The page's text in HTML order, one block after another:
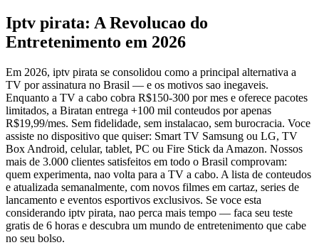
Iptv pirata: A Revolucao do
Entretenimento em 2026
Em 2026, iptv pirata se consolidou como a principal alternativa a
TV por assinatura no Brasil — e os motivos sao inegaveis.
Enquanto a TV a cabo cobra R$150-300 por mes e oferece pacotes
limitados, a Biratan entrega +100 mil conteudos por apenas
R$19,99/mes. Sem fidelidade, sem instalacao, sem burocracia. Voce
assiste no dispositivo que quiser: Smart TV Samsung ou LG, TV
Box Android, celular, tablet, PC ou Fire Stick da Amazon. Nossos
mais de 3.000 clientes satisfeitos em todo o Brasil comprovam:
quem experimenta, nao volta para a TV a cabo. A lista de conteudos
e atualizada semanalmente, com novos filmes em cartaz, series de
lancamento e eventos esportivos exclusivos. Se voce esta
considerando iptv pirata, nao perca mais tempo — faca seu teste
gratis de 6 horas e descubra um mundo de entretenimento que cabe
no seu bolso.